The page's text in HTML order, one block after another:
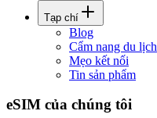
Tạp chí
Blog
Cẩm nang du lịch
Mẹo kết nối
Tin sản phẩm
eSIM của chúng tôi